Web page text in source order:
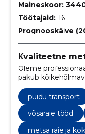
Maineskoor:
Töötajaid: 16
Prognooskäive
Kvaliteetne
Oleme
pakub
metsamaterjali
raieõiguse ostu
kokkuveoni.
puidu transport
võsaraie tööd
metsa raie ja